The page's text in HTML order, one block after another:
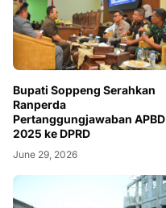
Bupati Soppeng Serahkan
Ranperda
Pertanggungjawaban APBD
2025 ke DPRD
June 29, 2026